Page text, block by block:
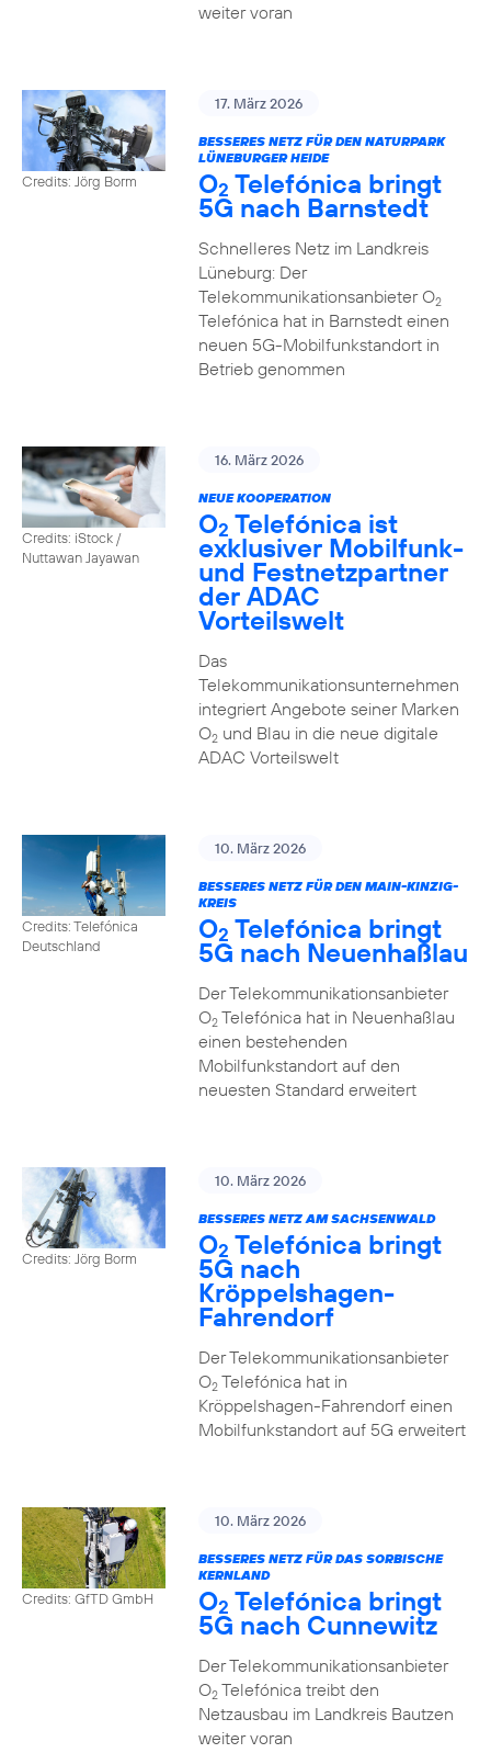
weiter voran
Credits: Jörg Borm
17. März 2026
BESSERES NETZ FÜR DEN NATURPARK
LÜNEBURGER HEIDE
O2 Telefónica bringt
5G nach Barnstedt
Schnelleres Netz im Landkreis
Lüneburg: Der
Telekommunikationsanbieter O2
Telefónica hat in Barnstedt einen
neuen 5G-Mobilfunkstandort in
Betrieb genommen
Credits: iStock /
Nuttawan Jayawan
16. März 2026
NEUE KOOPERATION
O2 Telefónica ist
exklusiver Mobilfunk-
und Festnetzpartner
der ADAC
Vorteilswelt
Das
Telekommunikationsunternehmen
integriert Angebote seiner Marken
O2und Blau in die neue digitale
ADAC Vorteilswelt
Credits: Telefónica
Deutschland
10. März 2026
BESSERES NETZ FÜR DEN MAIN-KINZIG-
KREIS
O2 Telefónica bringt
5G nach Neuenhaßlau
Der Telekommunikationsanbieter
O2Telefónica hat in Neuenhaßlau
einen bestehenden
Mobilfunkstandort auf den
neuesten Standard erweitert
Credits: Jörg Borm
10. März 2026
BESSERES NETZ AM SACHSENWALD
O2 Telefónica bringt
5G nach
Kröppelshagen-
Fahrendorf
Der Telekommunikationsanbieter
O2Telefónica hat in
Kröppelshagen-Fahrendorf einen
Mobilfunkstandort auf 5G erweitert
Credits: GfTD GmbH
10. März 2026
BESSERES NETZ FÜR DAS SORBISCHE
KERNLAND
O2 Telefónica bringt
5G nach Cunnewitz
Der Telekommunikationsanbieter
O2Telefónica treibt den
Netzausbau im Landkreis Bautzen
weiter voran